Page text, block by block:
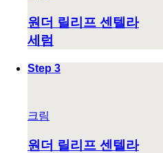
원더 릴리프 센텔라
세럼
Step 3
크림
원더 릴리프 센텔라